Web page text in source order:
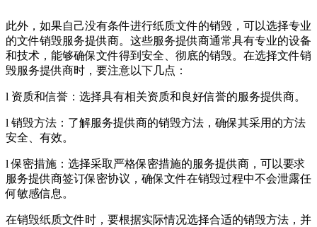
此外，如果自己没有条件进行纸质文件的销毁，可以选择专业
的文件销毁服务提供商。这些服务提供商通常具有专业的设备
和技术，能够确保文件得到安全、彻底的销毁。在选择文件销
毁服务提供商时，要注意以下几点：
l 资质和信誉：选择具有相关资质和良好信誉的服务提供商。
l 销毁方法：了解服务提供商的销毁方法，确保其采用的方法
安全、有效。
l 保密措施：选择采取严格保密措施的服务提供商，可以要求
服务提供商签订保密协议，确保文件在销毁过程中不会泄露任
何敏感信息。
在销毁纸质文件时，要根据实际情况选择合适的销毁方法，并